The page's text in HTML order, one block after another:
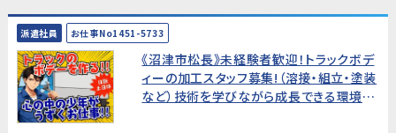
派遣社員 お仕事No1451-5733
《沼津市松長》未経験者歓迎！トラックボデ
ィーの加工スタッフ募集!（溶接・組立・塗装
など）技術を学びながら成長できる環境で